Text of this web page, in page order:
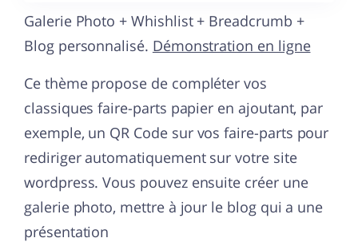
Galerie Photo + Whishlist + Breadcrumb +
Blog personnalisé. Démonstration en ligne
Ce thème propose de compléter vos
classiques faire-parts papier en ajoutant, par
exemple, un QR Code sur vos faire-parts pour
rediriger automatiquement sur votre site
wordpress. Vous pouvez ensuite créer une
galerie photo, mettre à jour le blog qui a une
présentation